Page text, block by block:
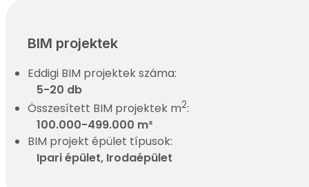
BIM projektek
Eddigi BIM projektek száma:
5-20 db
Összesített BIM projektek m2:
100.000-499.000 m²
BIM projekt épület típusok:
Ipari épület, Irodaépület